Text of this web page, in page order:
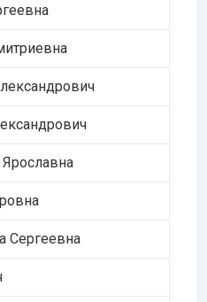
Сергеевна